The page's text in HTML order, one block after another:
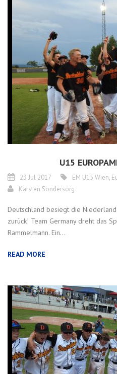
U15
23 Jul 2017 EM U15 Wien,
Karsten Sondersorg
Deutschland besiegt die
zurück! Team Germany dreht das
Rammelmann. Ein...
READ MORE